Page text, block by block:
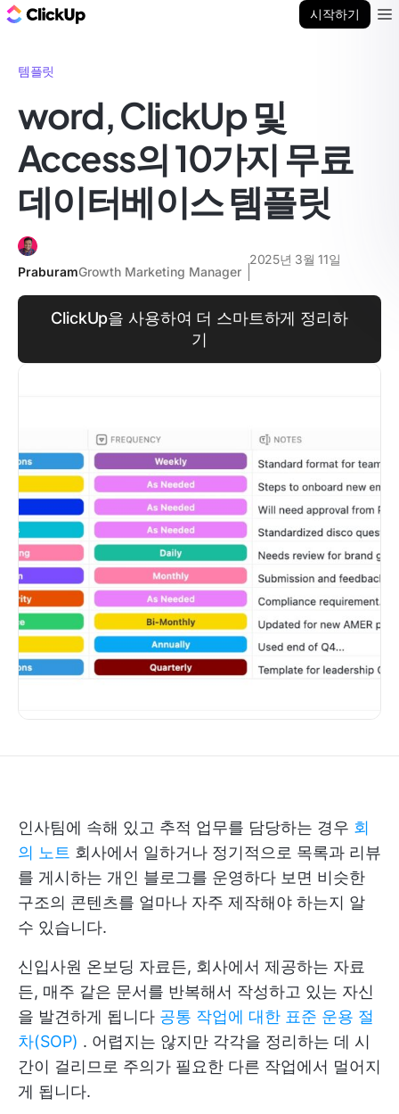
시작하기
템플릿
word, ClickUp 및
Access의 10가지 무료
데이터베이스 템플릿
PraburamGrowth Marketing Manager
2025년 3월 11일
ClickUp을 사용하여 더 스마트하게 정리하
기
인사팀에 속해 있고 추적 업무를 담당하는 경우 회
의 노트 회사에서 일하거나 정기적으로 목록과 리뷰
를 게시하는 개인 블로그를 운영하다 보면 비슷한
구조의 콘텐츠를 얼마나 자주 제작해야 하는지 알
수 있습니다.
신입사원 온보딩 자료든, 회사에서 제공하는 자료
든, 매주 같은 문서를 반복해서 작성하고 있는 자신
을 발견하게 됩니다 공통 작업에 대한 표준 운용 절
차(SOP) . 어렵지는 않지만 각각을 정리하는 데 시
간이 걸리므로 주의가 필요한 다른 작업에서 멀어지
게 됩니다.